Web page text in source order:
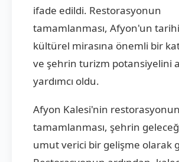
ifade edildi. Restorasyonun
tamamlanması, Afyon'un
kültürel mirasına önemli bir
ve şehrin turizm potansiyelini
yardımcı oldu.
Afyon Kalesi'nin
tamamlanması, şehrin
umut verici bir gelişme olarak